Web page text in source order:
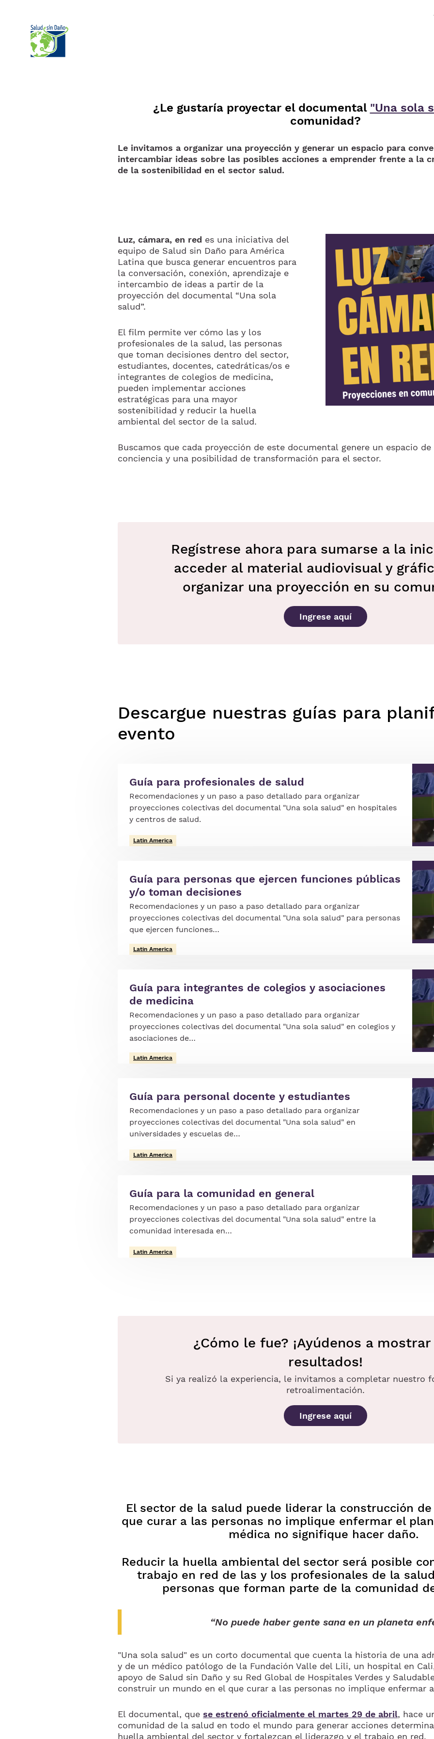
¿Le gustaría proyectar el documental "Una sola
comunidad?
Le invitamos a organizar una proyección y generar un espacio para
intercambiar ideas sobre las posibles acciones a emprender frente a la
de la sostenibilidad en el sector salud.
Luz, cámara, en red es una iniciativa del
equipo de Salud sin Daño para América
Latina que busca generar encuentros para
la conversación, conexión, aprendizaje e
intercambio de ideas a partir de la
proyección del documental “Una sola
salud”.
El film permite ver cómo las y los
profesionales de la salud, las personas
que toman decisiones dentro del sector,
estudiantes, docentes, catedráticas/os e
integrantes de colegios de medicina,
pueden implementar acciones
estratégicas para una mayor
sostenibilidad y reducir la huella
ambiental del sector de la salud.
Buscamos que cada proyección de este documental genere un espacio
conciencia y una posibilidad de transformación para el sector.
Regístrese ahora para sumarse a la
acceder al material audiovisual y
organizar una proyección en su
Ingrese aquí
Descargue nuestras guías para
evento
Guía para profesionales de salud
Recomendaciones y un paso a paso detallado para organizar
proyecciones colectivas del documental "Una sola salud" en hospitales
y centros de salud.
Latin America
Guía para personas que ejercen funciones públicas
y/o toman decisiones
Recomendaciones y un paso a paso detallado para organizar
proyecciones colectivas del documental "Una sola salud" para personas
que ejercen funciones…
Latin America
Guía para integrantes de colegios y asociaciones
de medicina
Recomendaciones y un paso a paso detallado para organizar
proyecciones colectivas del documental "Una sola salud" en colegios y
asociaciones de…
Latin America
Guía para personal docente y estudiantes
Recomendaciones y un paso a paso detallado para organizar
proyecciones colectivas del documental "Una sola salud" en
universidades y escuelas de…
Latin America
Guía para la comunidad en general
Recomendaciones y un paso a paso detallado para organizar
proyecciones colectivas del documental "Una sola salud" entre la
comunidad interesada en…
Latin America
¿Cómo le fue? ¡Ayúdenos a
resultados!
Si ya realizó la experiencia, le invitamos a completar nuestro
retroalimentación.
Ingrese aquí
El sector de la salud puede liderar la construcción
que curar a las personas no implique enfermar el
médica no signifique hacer daño.
Reducir la huella ambiental del sector será posible
trabajo en red de las y los profesionales de la
personas que forman parte de la comunidad
“No puede haber gente sana en un planeta
"Una sola salud" es un corto documental que cuenta la historia de una
y de un médico patólogo de la Fundación Valle del Lili, un hospital en
apoyo de Salud sin Daño y su Red Global de Hospitales Verdes y
construir un mundo en el que curar a las personas no implique enfermar
El documental, que se estrenó oficialmente el martes 29 de abril, hace
comunidad de la salud en todo el mundo para generar acciones
huella ambiental del sector y fortalezcan el liderazgo y el trabajo en red.